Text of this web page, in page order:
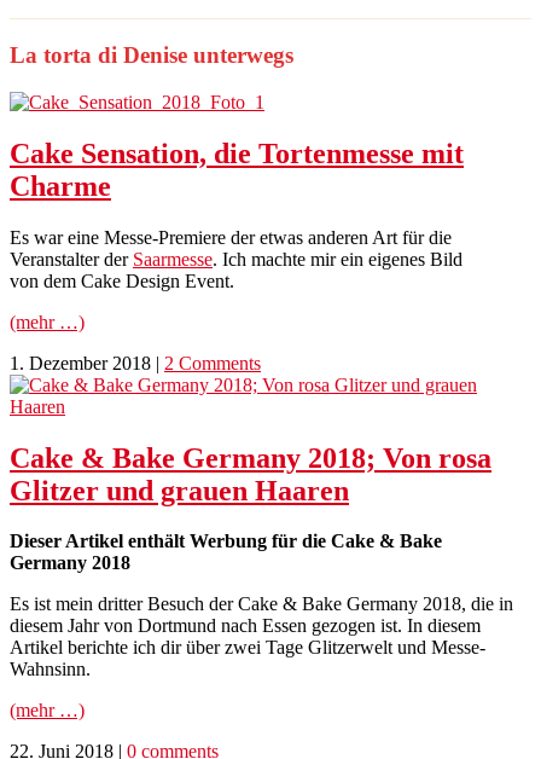
La torta di Denise unterwegs
Cake Sensation, die Tortenmesse mit
Charme
Es war eine Messe-Premiere der etwas anderen Art für die
Veranstalter der Saarmesse. Ich machte mir ein eigenes Bild
von dem Cake Design Event.
(mehr …)
1. Dezember 2018 | 2 Comments
Cake & Bake Germany 2018; Von rosa
Glitzer und grauen Haaren
Dieser Artikel enthält Werbung für die Cake & Bake
Germany 2018
Es ist mein dritter Besuch der Cake & Bake Germany 2018, die in
diesem Jahr von Dortmund nach Essen gezogen ist. In diesem
Artikel berichte ich dir über zwei Tage Glitzerwelt und Messe-
Wahnsinn.
(mehr …)
22. Juni 2018 | 0 comments